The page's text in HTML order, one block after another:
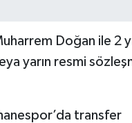
Doğan ile 2
yarın resmi
transfer